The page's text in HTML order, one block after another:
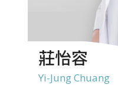
莊怡容
Yi-Jung Chuang